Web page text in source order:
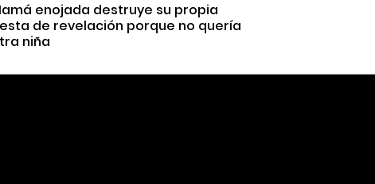
enojada destruye su propia
de revelación porque no quería
niña